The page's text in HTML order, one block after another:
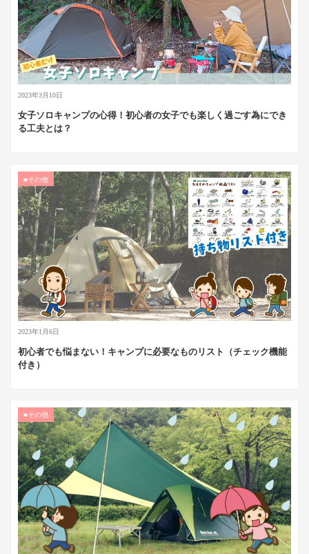
2023年3月10日
女子ソロキャンプの心得！初心者の女子でも楽しく過ごす為にでき
る工夫とは？
2023年1月6日
■その他
初心者でも悩まない！キャンプに必要なものリスト（チェック機能
付き）
■その他